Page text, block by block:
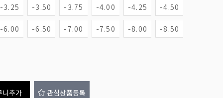
-3.25 -3.50 -3.75 -4.00 -4.25 -4.50
-6.00 -6.50 -7.00 -7.50 -8.00 -8.50
니추가 관심상품등록